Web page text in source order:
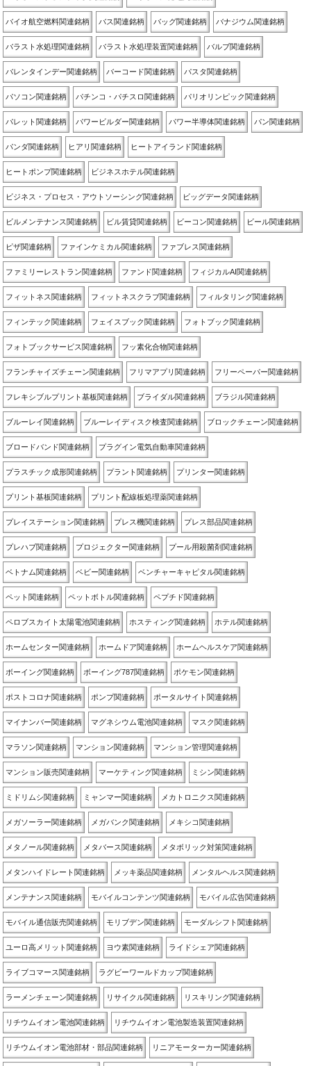
バイオ航空燃料関連銘柄 バス関連銘柄 バッグ関連銘柄 バナジウム関連銘柄
バラスト水処理関連銘柄 バラスト水処理装置関連銘柄 バルブ関連銘柄
バレンタインデー関連銘柄 バーコード関連銘柄 パスタ関連銘柄
パソコン関連銘柄 パチンコ・パチスロ関連銘柄 パリオリンピック関連銘柄
パレット関連銘柄 パワービルダー関連銘柄 パワー半導体関連銘柄 パン関連銘柄
パンダ関連銘柄 ヒアリ関連銘柄 ヒートアイランド関連銘柄
ヒートポンプ関連銘柄 ビジネスホテル関連銘柄
ビジネス・プロセス・アウトソーシング関連銘柄 ビッグデータ関連銘柄
ビルメンテナンス関連銘柄 ビル賃貸関連銘柄 ビーコン関連銘柄 ビール関連銘柄
ピザ関連銘柄 ファインケミカル関連銘柄 ファブレス関連銘柄
ファミリーレストラン関連銘柄 ファンド関連銘柄 フィジカルAI関連銘柄
フィットネス関連銘柄 フィットネスクラブ関連銘柄 フィルタリング関連銘柄
フィンテック関連銘柄 フェイスブック関連銘柄 フォトブック関連銘柄
フォトブックサービス関連銘柄 フッ素化合物関連銘柄
フランチャイズチェーン関連銘柄 フリマアプリ関連銘柄 フリーペーパー関連銘柄
フレキシブルプリント基板関連銘柄 ブライダル関連銘柄 ブラジル関連銘柄
ブルーレイ関連銘柄 ブルーレイディスク検査関連銘柄 ブロックチェーン関連銘柄
ブロードバンド関連銘柄 プラグイン電気自動車関連銘柄
プラスチック成形関連銘柄 プラント関連銘柄 プリンター関連銘柄
プリント基板関連銘柄 プリント配線板処理薬関連銘柄
プレイステーション関連銘柄 プレス機関連銘柄 プレス部品関連銘柄
プレハブ関連銘柄 プロジェクター関連銘柄 プール用殺菌剤関連銘柄
ベトナム関連銘柄 ベビー関連銘柄 ベンチャーキャピタル関連銘柄
ペット関連銘柄 ペットボトル関連銘柄 ペプチド関連銘柄
ペロブスカイト太陽電池関連銘柄 ホスティング関連銘柄 ホテル関連銘柄
ホームセンター関連銘柄 ホームドア関連銘柄 ホームヘルスケア関連銘柄
ボーイング関連銘柄 ボーイング787関連銘柄 ポケモン関連銘柄
ポストコロナ関連銘柄 ポンプ関連銘柄 ポータルサイト関連銘柄
マイナンバー関連銘柄 マグネシウム電池関連銘柄 マスク関連銘柄
マラソン関連銘柄 マンション関連銘柄 マンション管理関連銘柄
マンション販売関連銘柄 マーケティング関連銘柄 ミシン関連銘柄
ミドリムシ関連銘柄 ミャンマー関連銘柄 メカトロニクス関連銘柄
メガソーラー関連銘柄 メガバンク関連銘柄 メキシコ関連銘柄
メタノール関連銘柄 メタバース関連銘柄 メタボリック対策関連銘柄
メタンハイドレート関連銘柄 メッキ薬品関連銘柄 メンタルヘルス関連銘柄
メンテナンス関連銘柄 モバイルコンテンツ関連銘柄 モバイル広告関連銘柄
モバイル通信販売関連銘柄 モリブデン関連銘柄 モーダルシフト関連銘柄
ユーロ高メリット関連銘柄 ヨウ素関連銘柄 ライドシェア関連銘柄
ライブコマース関連銘柄 ラグビーワールドカップ関連銘柄
ラーメンチェーン関連銘柄 リサイクル関連銘柄 リスキリング関連銘柄
リチウムイオン電池関連銘柄 リチウムイオン電池製造装置関連銘柄
リチウムイオン電池部材・部品関連銘柄 リニアモーターカー関連銘柄